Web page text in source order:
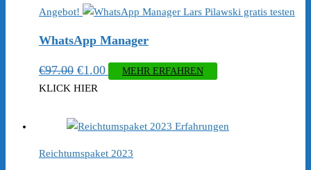
Angebot!
WhatsApp Manager
€97.00 Ursprünglicher
Preis
€97.00
€1.00Aktueller
€1.00.
MEHR ERFAHREN
KLICK HIER
Reichtumspaket 2023